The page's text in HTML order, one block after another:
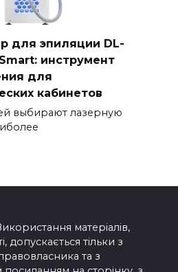
для эпиляции DL-
инструмент
для
кабинетов
выбирают лазерную
матеріалів,
допускається тільки з
та з